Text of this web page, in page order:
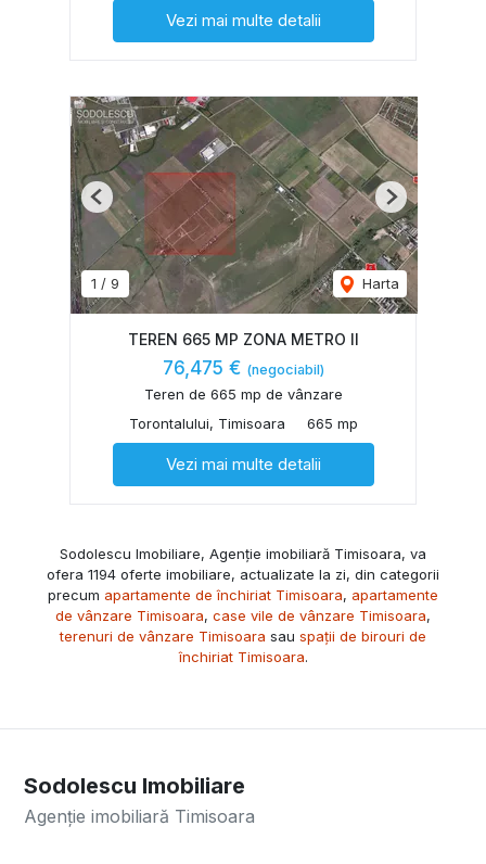
Vezi mai multe detalii
1 / 9 Harta
Previous Next
TEREN 665 MP ZONA METRO II
76,475 € (negociabil)
Teren de 665 mp de vânzare
Torontalului, Timisoara
665 mp
Vezi mai multe detalii
Sodolescu Imobiliare, Agenție imobiliară Timisoara, va
ofera 1194 oferte imobiliare, actualizate la zi, din categorii
precum apartamente de închiriat Timisoara, apartamente
de vânzare Timisoara, case vile de vânzare Timisoara,
terenuri de vânzare Timisoara sau spații de birouri de
închiriat Timisoara.
Sodolescu Imobiliare
Agenție imobiliară Timisoara